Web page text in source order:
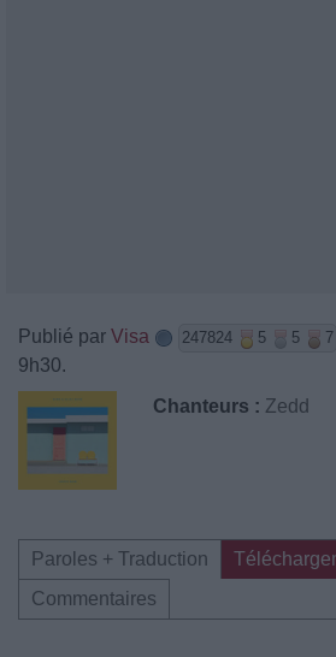
Publié par Visa 247824 5 5 7
9h30.
Chanteurs : Zedd
Paroles + Traduction
Commentaires